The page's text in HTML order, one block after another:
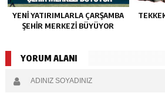
YENI YATIRIMLARLA ÇARŞAMBA
ŞEHIR MERKEZI BÜYÜYOR
YORUM ALANI